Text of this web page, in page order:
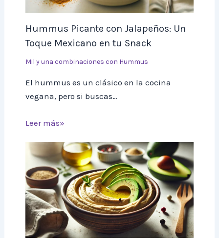
Hummus Picante con Jalapeños: Un
Toque Mexicano en tu Snack
Mil y una combinaciones con Hummus
El hummus es un clásico en la cocina
vegana, pero si buscas…
Leer más»